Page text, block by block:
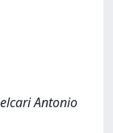
Antonio